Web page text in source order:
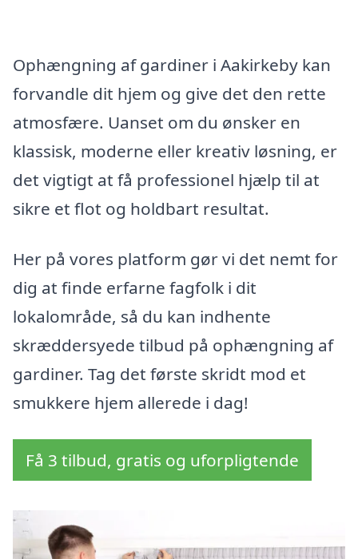
Ophængning af gardiner i Aakirkeby kan
forvandle dit hjem og give det den rette
atmosfære. Uanset om du ønsker en
klassisk, moderne eller kreativ løsning, er
det vigtigt at få professionel hjælp til at
sikre et flot og holdbart resultat.
Her på vores platform gør vi det nemt for
dig at finde erfarne fagfolk i dit
lokalområde, så du kan indhente
skræddersyede tilbud på ophængning af
gardiner. Tag det første skridt mod et
smukkere hjem allerede i dag!
Få 3 tilbud, gratis og uforpligtende